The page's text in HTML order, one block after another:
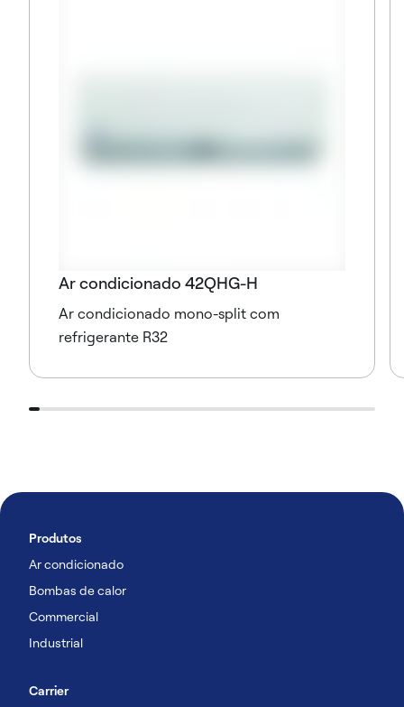
Ar condicionado 42QHG-H
Ar condicionado mono-split com
refrigerante R32
Produtos
Ar condicionado
Bombas de calor
Commercial
Industrial
Carrier